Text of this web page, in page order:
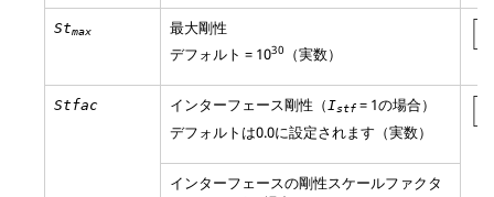
Stmax
最大剛性
デフォルト = 1030 （実数）
[N
Stfac インターフェース剛性（ Istf = 1の場合）
デフォルトは0.0に設定されます（実数）
[N
インターフェースの剛性スケールファクタ